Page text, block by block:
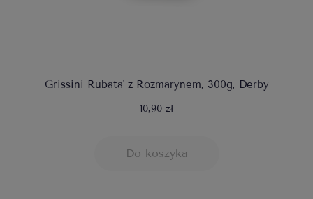
Grissini Rubata' z Rozmarynem, 300g, Derby
10,90 zł
Do koszyka